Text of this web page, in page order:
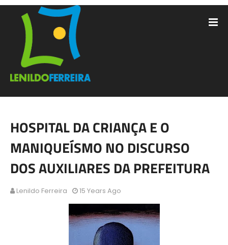
HOSPITAL DA CRIANÇA E O
MANIQUEÍSMO NO DISCURSO
DOS AUXILIARES DA PREFEITURA
Lenildo Ferreira 15 Years Ago